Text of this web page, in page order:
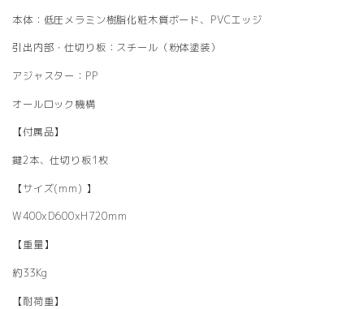
本体：低圧メラミン樹脂化粧木質ボード、PVCエッジ
引出内部・仕切り板：スチール（粉体塗装）
アジャスター：PP
オールロック機構
【付属品】
鍵2本、仕切り板1枚
【サイズ(mm) 】
W400xD600xH720mm
【重量】
約33Kg
【耐荷重】